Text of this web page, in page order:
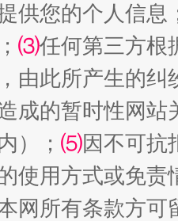
"炒
供您的个人信息
⑶任何第三方根
由此所产生的纠
成的暂时性网
）； ⑸因不可抗
使用方式或免责
网所有条款方